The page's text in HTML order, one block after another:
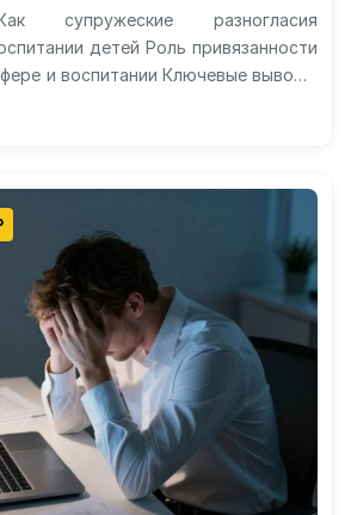
супружеские разногласия
детей Роль привязанности
и воспитании Ключевые выводы